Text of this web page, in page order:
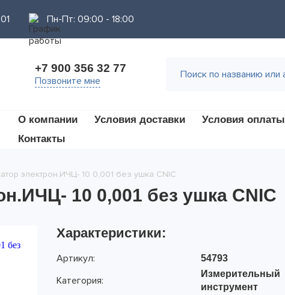
Пн-Пт: 09:00 - 18:00
+7 900 356 32 77
Позвоните мне
О компании Условия доставки Условия оплаты
Контакты
электрон.ИЧЦ- 10 0,001 без ушка CNIC
10 0,001 без ушка CNIC
Характеристики:
Артикул: 54793
Категория:
Измерительный
инструмент